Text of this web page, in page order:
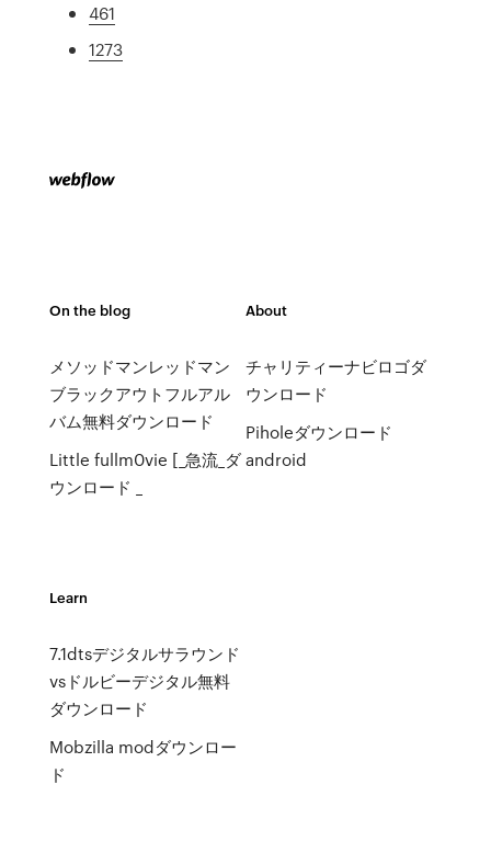
461
1273
On the blog
メソッドマンレッドマン
ブラックアウトフルアル
バム無料ダウンロード
Little fullm0vie [_急流_ダ
ウンロード _
About
チャリティーナビロゴダ
ウンロード
Piholeダウンロード
android
Learn
7.1dtsデジタルサラウンド
vsドルビーデジタル無料
ダウンロード
Mobzilla modダウンロー
ド